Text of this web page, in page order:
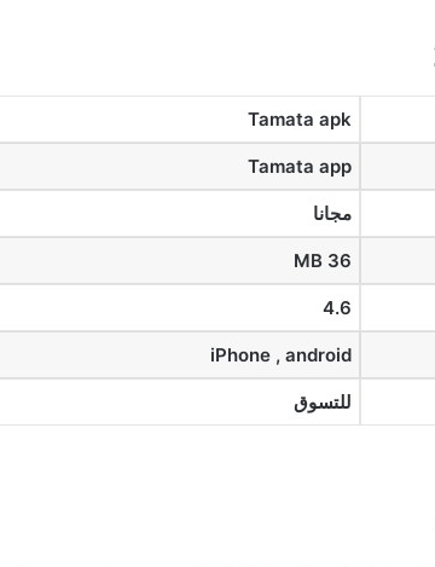
Tamata apk
Tamata app
مجانا
36 MB
4.6
iPhone , android
للتسوق